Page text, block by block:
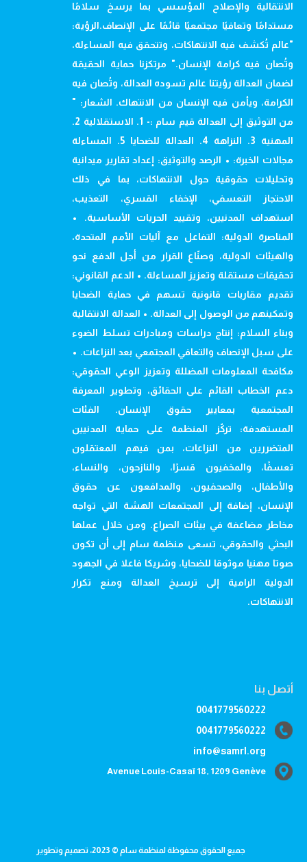
الانتقالية والإصلاح المؤسسي بما يرسخ سلامًا
مستدامًا وتعافيًا مجتمعيًا قائمًا على الإنصاف.الرؤية:
"عالم تُكشف فيه الانتهاكات، وتتحقق فيه المساءلة،
وتُصان فيه كرامة الإنسان." مرتكزنا حماية الحقيقة
لضمان العدالة رؤيتنا عالم تسوده العدالة، وتُصان فيه
الكرامة، ويأمن فيه الإنسان من الانتهاك. الشعار: "
من التوثيق إلى العدالة قيم سام :- 1. الاستقلالية 2.
المهنية 3. النزاهة 4. العدالة للضحايا 5. المساءلة
مجالات الخبرة: • الرصد والتوثيق: إعداد تقارير ميدانية
وتحليلات حقوقية حول الانتهاكات، بما في ذلك
الاحتجاز التعسفي، الإخفاء القسري، التعذيب،
استهداف المدنيين، وتقييد الحريات الأساسية. •
المناصرة الدولية: التفاعل مع آليات الأمم المتحدة،
والهيئات الدولية، وصنّاع القرار من أجل الدفع نحو
تحقيقات مستقلة وتعزيز المساءلة. • الدعم القانوني:
تقديم مقاربات قانونية تسهم في حماية الضحايا
وتمكينهم من الوصول إلى العدالة. • العدالة الانتقالية
وبناء السلام: إنتاج دراسات ومبادرات تسلط الضوء
على سبل الإنصاف والتعافي المجتمعي بعد النزاعات. •
مكافحة المعلومات المضللة وتعزيز الوعي الحقوقي:
دعم الخطاب القائم على الحقائق، وتطوير المعرفة
المجتمعية بمعايير حقوق الإنسان. الفئات
المستهدفة: تركّز المنظمة على حماية المدنيين
المتضررين من النزاعات، بمن فيهم المعتقلون
تعسفًا، والمخفيون قسرًا، والنازحون، والنساء،
والأطفال، والصحفيون، والمدافعون عن حقوق
الإنسان، إضافة إلى المجتمعات الهشة التي تواجه
مخاطر مضاعفة في بيئات الصراع. ومن خلال عملها
البحثي والحقوقي، تسعى منظمة سام إلى أن تكون
صوتا مهنيا موثوقا للضحايا، وشريكا فاعلا في الجهود
الدولية الرامية إلى ترسيخ العدالة ومنع تكرار
الانتهاكات.
أتصل بنا
0041779560222
0041779560222
info@samrl.org
Avenue Louis-Casaï 18, 1209 Genève
جميع الحقوق محفوظة لمنظمة سام © 2023، تصميم وتطوير